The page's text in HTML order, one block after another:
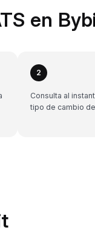
en
2
Consulta al
tipo de cambio